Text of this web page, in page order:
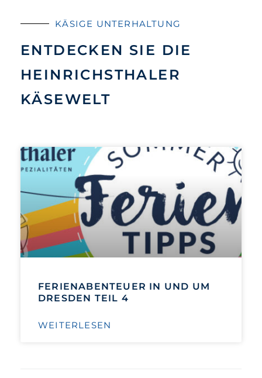
KÄSIGE UNTERHALTUNG
ENTDECKEN SIE DIE
HEINRICHSTHALER
KÄSEWELT
FERIENABENTEUER IN UND UM
DRESDEN TEIL 4
WEITERLESEN